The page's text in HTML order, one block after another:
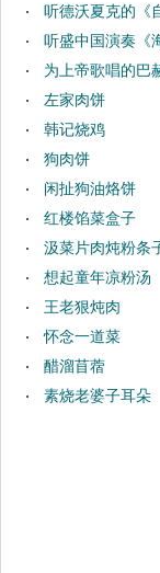
听德沃夏克的《
听盛中国演奏《
为上帝歌唱的巴
左家肉饼
韩记烧鸡
狗肉饼
闲扯狗油烙饼
红楼馅菜盒子
汲菜片肉炖粉条
想起童年凉粉汤
王老狠炖肉
怀念一道菜
醋溜苜蓿
素烧老婆子耳朵